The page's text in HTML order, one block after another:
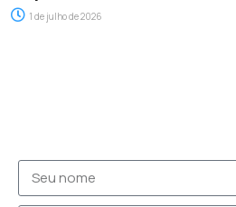
1 de julho de 2026